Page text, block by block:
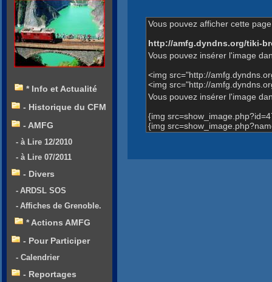
Vous pouvez afficher cette
http://amfg.dyndns.org/tiki-
Vous pouvez insérer l'image
<img src="http://
<img src="http://
Vous pouvez insérer l'image
{img
{img
* Info et Actualité
- Historique du CFM
- AMFG
- à Lire 12/2010
- à Lire 07/2011
- Divers
- ARDSL SOS
- Affiches de Grenoble.
* Actions AMFG
- Pour Participer
- Calendrier
- Reportages